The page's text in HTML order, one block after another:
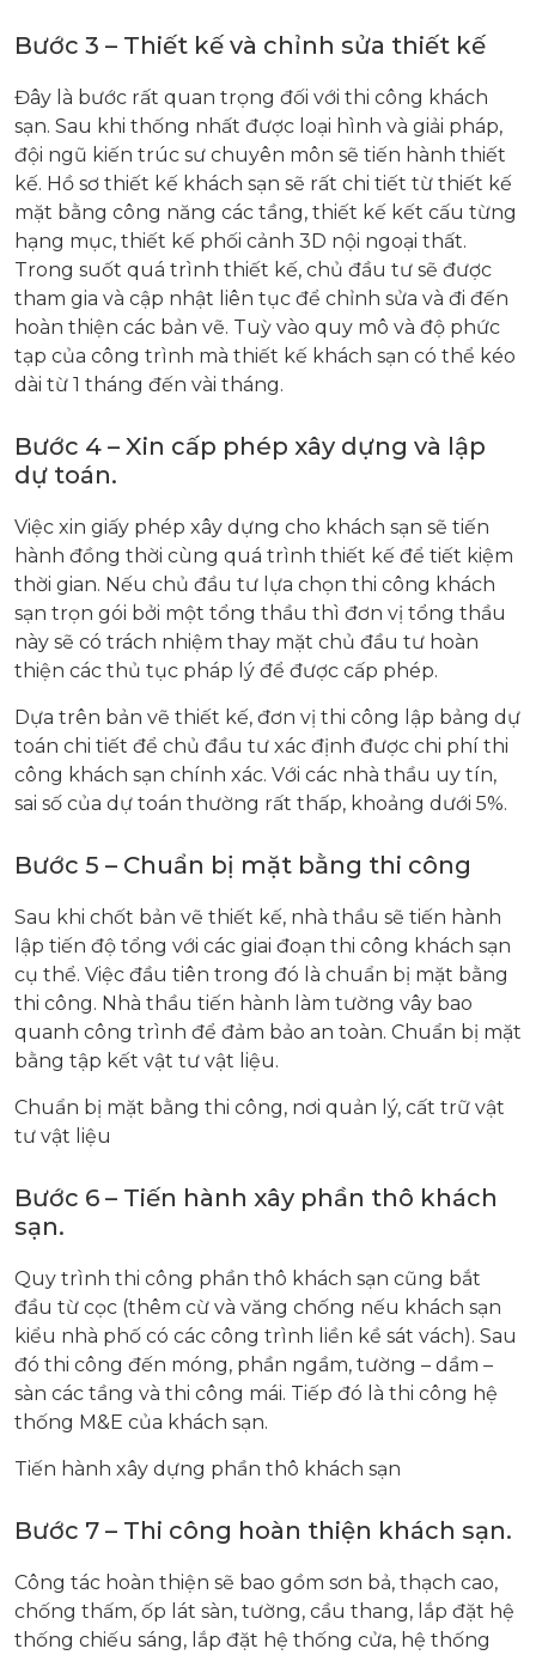
Bước 3 – Thiết kế và chỉnh sửa thiết kế
Đây là bước rất quan trọng đối với thi công khách
sạn. Sau khi thống nhất được loại hình và giải pháp,
đội ngũ kiến trúc sư chuyên môn sẽ tiến hành thiết
kế. Hồ sơ thiết kế khách sạn sẽ rất chi tiết từ thiết kế
mặt bằng công năng các tầng, thiết kế kết cấu từng
hạng mục, thiết kế phối cảnh 3D nội ngoại thất.
Trong suốt quá trình thiết kế, chủ đầu tư sẽ được
tham gia và cập nhật liên tục để chỉnh sửa và đi đến
hoàn thiện các bản vẽ. Tuỳ vào quy mô và độ phức
tạp của công trình mà thiết kế khách sạn có thể kéo
dài từ 1 tháng đến vài tháng.
Bước 4 – Xin cấp phép xây dựng và lập
dự toán.
Việc xin giấy phép xây dựng cho khách sạn sẽ tiến
hành đồng thời cùng quá trình thiết kế để tiết kiệm
thời gian. Nếu chủ đầu tư lựa chọn thi công khách
sạn trọn gói bởi một tổng thầu thì đơn vị tổng thầu
này sẽ có trách nhiệm thay mặt chủ đầu tư hoàn
thiện các thủ tục pháp lý để được cấp phép.
Dựa trên bản vẽ thiết kế, đơn vị thi công lập bảng dự
toán chi tiết để chủ đầu tư xác định được chi phí thi
công khách sạn chính xác. Với các nhà thầu uy tín,
sai số của dự toán thường rất thấp, khoảng dưới 5%.
Bước 5 – Chuẩn bị mặt bằng thi công
Sau khi chốt bản vẽ thiết kế, nhà thầu sẽ tiến hành
lập tiến độ tổng với các giai đoạn thi công khách sạn
cụ thể. Việc đầu tiên trong đó là chuẩn bị mặt bằng
thi công. Nhà thầu tiến hành làm tường vây bao
quanh công trình để đảm bảo an toàn. Chuẩn bị mặt
bằng tập kết vật tư vật liệu.
Chuẩn bị mặt bằng thi công, nơi quản lý, cất trữ vật
tư vật liệu
Bước 6 – Tiến hành xây phần thô khách
sạn.
Quy trình thi công phần thô khách sạn cũng bắt
đầu từ cọc (thêm cừ và văng chống nếu khách sạn
kiểu nhà phố có các công trình liền kề sát vách). Sau
đó thi công đến móng, phần ngầm, tường – dầm –
sàn các tầng và thi công mái. Tiếp đó là thi công hệ
thống M&E của khách sạn.
Tiến hành xây dựng phần thô khách sạn
Bước 7 – Thi công hoàn thiện khách sạn.
Công tác hoàn thiện sẽ bao gồm sơn bả, thạch cao,
chống thấm, ốp lát sàn, tường, cầu thang, lắp đặt hệ
thống chiếu sáng, lắp đặt hệ thống cửa, hệ thống